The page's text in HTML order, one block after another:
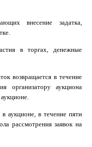
внесение задатка,
в торгах, денежные
возвращается в течение
организатору аукциона
аукционе, в течение пяти
рассмотрения заявок на